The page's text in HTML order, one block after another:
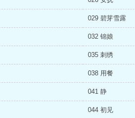
029 碧芽雪露
032 锦娘
035 刺绣
038 用餐
041 静
044 初见